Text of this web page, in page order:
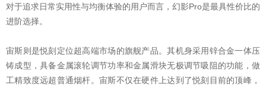
对于追求日常实用性与均衡体验的用户而言，幻影Pro是最具性价比的
进阶选择。
宙斯则是悦刻定位超高端市场的旗舰产品。其机身采用锌合金一体压
铸成型，具备金属滚轮调节功率和金属滑块无极调节吸阻的功能，做
工精致度远超普通烟杆。宙斯不仅在硬件上达到了悦刻目前的顶峰，